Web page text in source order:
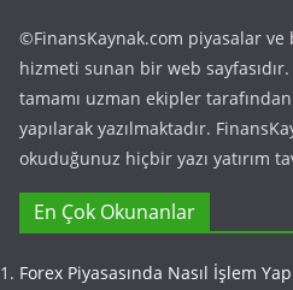
©FinansKaynak.com piyasalar ve
hizmeti sunan bir web sayfasıdır.
tamamı uzman ekipler
yapılarak yazılmaktadır.
okuduğunuz hiçbir yazı yatırım
En Çok Okunanlar
Forex Piyasasında Nasıl İşlem